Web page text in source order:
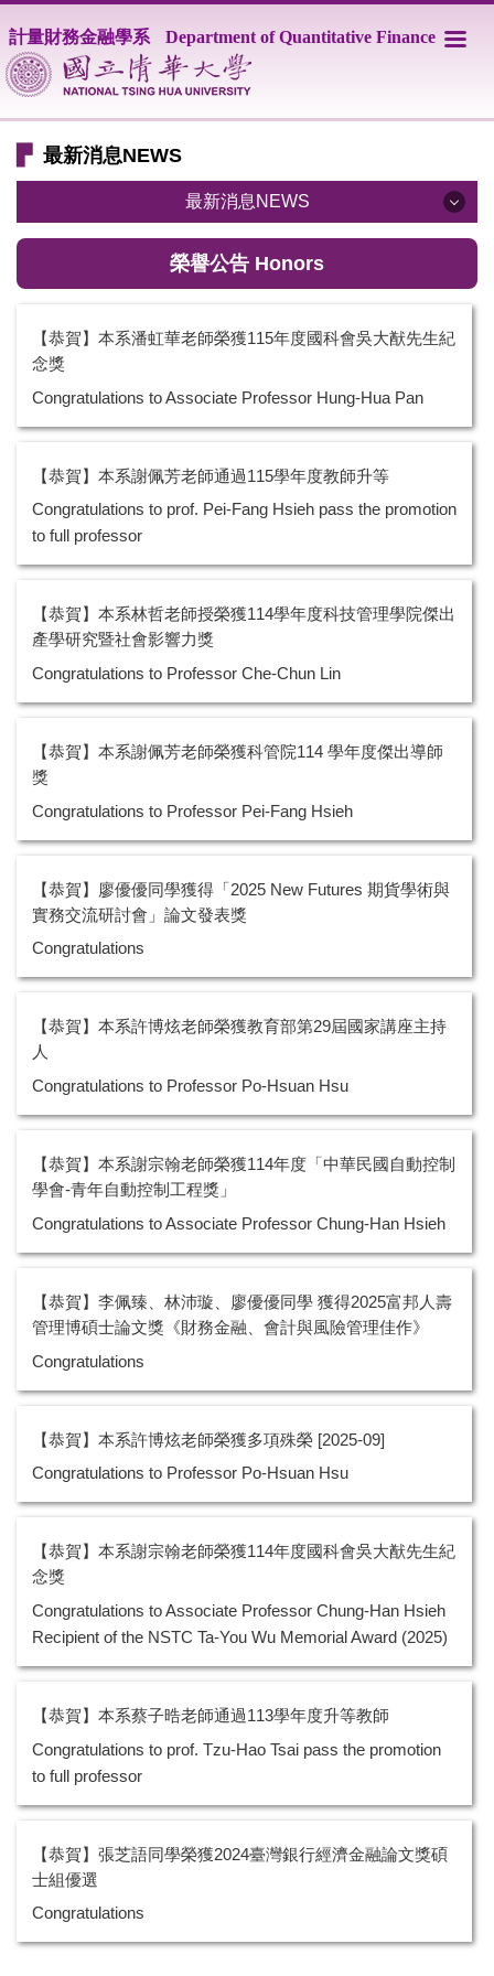
到
主
要
區
計量財務金融學系 Department of Quantitative Finance
▛ 最新消息NEWS
最新消息NEWS
最新公告 Announcements
招生公告 Admission
演講公告 NTHU Talks
榮譽公告 Honors
【恭賀】本系潘虹華老師榮獲115年度國科會吳大猷先生紀
念獎
Congratulations to Associate Professor Hung-Hua Pan
【恭賀】本系謝佩芳老師通過115學年度教師升等
Congratulations to prof. Pei-Fang Hsieh pass the promotion
to full professor
【恭賀】本系林哲老師授榮獲114學年度科技管理學院傑出
產學研究暨社會影響力獎
Congratulations to Professor Che-Chun Lin
【恭賀】本系謝佩芳老師榮獲科管院114 學年度傑出導師
獎
Congratulations to Professor Pei-Fang Hsieh
【恭賀】廖優優同學獲得「2025 New Futures 期貨學術與
實務交流研討會」論文發表獎
Congratulations
【恭賀】本系許博炫老師榮獲教育部第29屆國家講座主持
人
Congratulations to Professor Po-Hsuan Hsu
【恭賀】本系謝宗翰老師榮獲114年度「中華民國自動控制
學會-青年自動控制工程獎」
Congratulations to Associate Professor Chung-Han Hsieh
【恭賀】李佩臻、林沛璇、廖優優同學 獲得2025富邦人壽
管理博碩士論文獎《財務金融、會計與風險管理佳作》
Congratulations
【恭賀】本系許博炫老師榮獲多項殊榮 [2025-09]
Congratulations to Professor Po-Hsuan Hsu
【恭賀】本系謝宗翰老師榮獲114年度國科會吳大猷先生紀
念獎
Congratulations to Associate Professor Chung-Han Hsieh
Recipient of the NSTC Ta-You Wu Memorial Award (2025)
【恭賀】本系蔡子晧老師通過113學年度升等教師
Congratulations to prof. Tzu-Hao Tsai pass the promotion
to full professor
【恭賀】張芝語同學榮獲2024臺灣銀行經濟金融論文獎碩
士組優選
Congratulations